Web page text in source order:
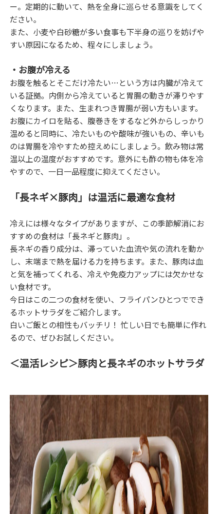
ー。定期的に動いて、熱を全身に巡らせる意識をしてく
ださい。
また、小麦や白砂糖が多い食事も下半身の巡りを妨げや
すい原因になるため、程々にしましょう。
・お腹が冷える
お腹を触るとそこだけ冷たい…という方は内臓が冷えて
いる証拠。内側から冷えていると胃腸の動きが滞りやす
くなります。また、生まれつき胃腸が弱い方もいます。
お腹にカイロを貼る、腹巻きをするなど外からしっかり
温めると同時に、冷たいものや酸味が強いもの、辛いも
のは胃腸を冷やすため控えめにしましょう。飲み物は常
温以上の温度がおすすめです。意外にも酢の物も体を冷
やすので、一日一品程度に抑えてください。
「長ネギ×豚肉」は温活に最適な食材
冷えには様々なタイプがありますが、この季節解消にお
すすめの食材は「長ネギと豚肉」。
長ネギの香り成分は、滞っていた血流や気の流れを動か
し、末端まで熱を届ける力を持ちます。また、豚肉は血
と気を補ってくれる、冷えや免疫力アップには欠かせな
い食材です。
今日はこの二つの食材を使い、フライパンひとつででき
るホットサラダをご紹介します。
白いご飯との相性もバッチリ！ 忙しい日でも簡単に作れ
るので、ぜひお試しください。
＜温活レシピ＞豚肉と長ネギのホットサラダ